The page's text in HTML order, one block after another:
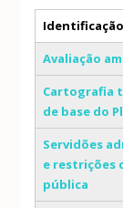
Identificação
(separador
Avaliação
Cartografia
de base do
Servidões
e restrições
pública